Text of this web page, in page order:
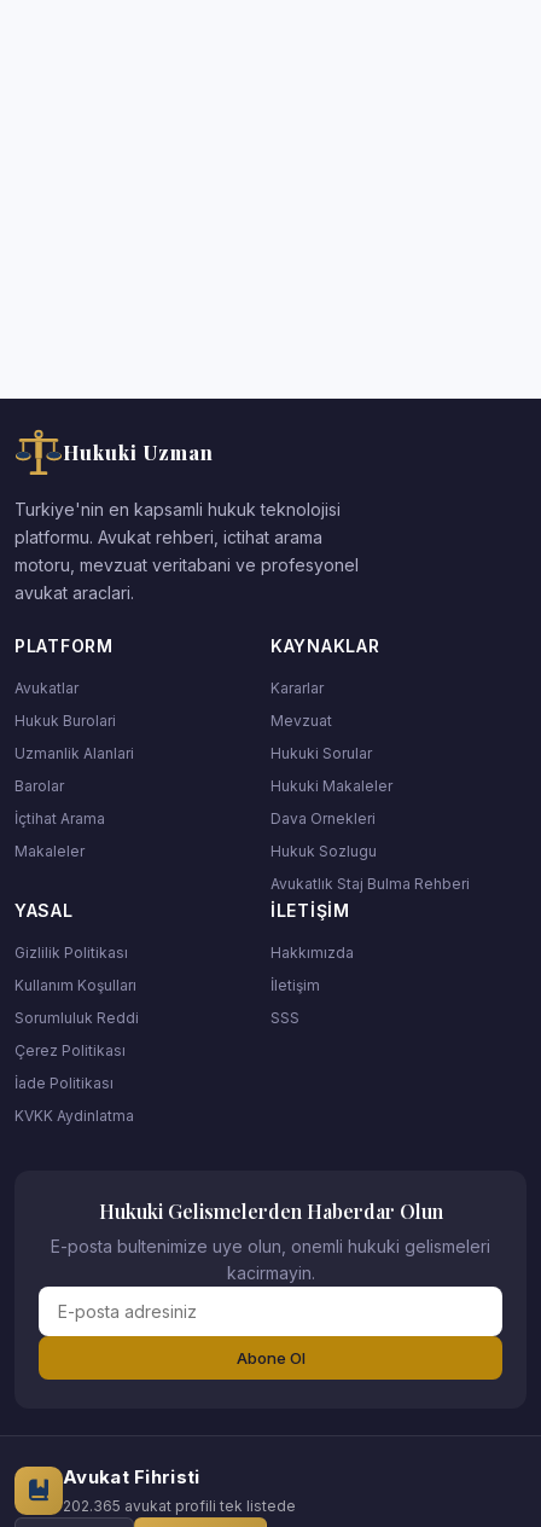
Hukuki Uzman
Turkiye'nin en kapsamli hukuk teknolojisi
platformu. Avukat rehberi, ictihat arama
motoru, mevzuat veritabani ve profesyonel
avukat araclari.
PLATFORM
Avukatlar
Hukuk Burolari
Uzmanlik Alanlari
Barolar
İçtihat Arama
Makaleler
KAYNAKLAR
Kararlar
Mevzuat
Hukuki Sorular
Hukuki Makaleler
Dava Ornekleri
Hukuk Sozlugu
Avukatlık Staj Bulma Rehberi
YASAL
Gizlilik Politikası
Kullanım Koşulları
Sorumluluk Reddi
Çerez Politikası
İade Politikası
KVKK Aydinlatma
İLETIŞIM
Hakkımızda
İletişim
SSS
Hukuki Gelismelerden Haberdar Olun
E-posta bultenimize uye olun, onemli hukuki gelismeleri
kacirmayin.
Abone Ol
Avukat Fihristi
202.365 avukat profili tek listede